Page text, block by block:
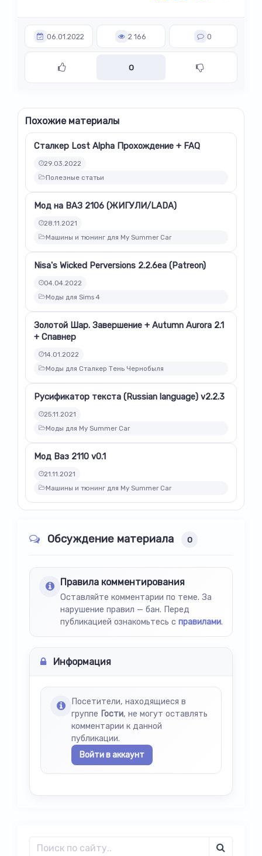
06.01.2022 2 166 0
0
Похожие материалы
Сталкер Lost Alpha Прохождение + FAQ
29.03.2022
Полезные статьи
Мод на ВАЗ 2106 (ЖИГУЛИ/LADA)
28.11.2021
Машины и тюнинг для My Summer Car
Nisa's Wicked Perversions 2.2.6ea (Patreon)
04.04.2022
Моды для Sims 4
Золотой Шар. Завершение + Autumn Aurora 2.1
+ Спавнер
14.01.2022
Моды для Сталкер Тень Чернобыля
Русификатор текста (Russian language) v2.2.3
25.11.2021
Моды для My Summer Car
Мод Ваз 2110 v0.1
21.11.2021
Машины и тюнинг для My Summer Car
Обсуждение материала 0
Правила комментирования
Оставляйте комментарии по теме. За
нарушение правил — бан. Перед
публикацией ознакомьтесь с правилами.
Информация
Посетители, находящиеся в
группе Гости, не могут оставлять
комментарии к данной
публикации.
Войти в аккаунт